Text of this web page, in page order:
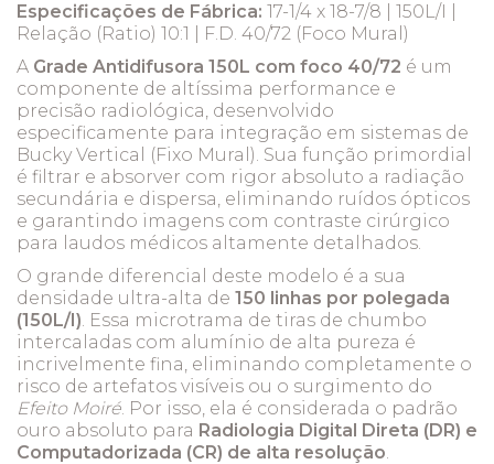
Especificações de Fábrica: 17-1/4 x 18-7/8 | 150L/I |
Relação (Ratio) 10:1 | F.D. 40/72 (Foco Mural)
A Grade Antidifusora 150L com foco 40/72 é um
componente de altíssima performance e
precisão radiológica, desenvolvido
especificamente para integração em sistemas de
Bucky Vertical (Fixo Mural). Sua função primordial
é filtrar e absorver com rigor absoluto a radiação
secundária e dispersa, eliminando ruídos ópticos
e garantindo imagens com contraste cirúrgico
para laudos médicos altamente detalhados.
O grande diferencial deste modelo é a sua
densidade ultra-alta de 150 linhas por polegada
(150L/I). Essa microtrama de tiras de chumbo
intercaladas com alumínio de alta pureza é
incrivelmente fina, eliminando completamente o
risco de artefatos visíveis ou o surgimento do
Efeito Moiré. Por isso, ela é considerada o padrão
ouro absoluto para Radiologia Digital Direta (DR) e
Computadorizada (CR) de alta resolução.